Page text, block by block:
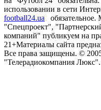
использовании в сети
football24.ua
"Спецпроект",
компаний" публикуем на
21+Материалы сайта
Все права защищены. ©
"Телерадиокомпания